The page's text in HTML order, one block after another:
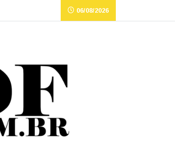
06/08/2026